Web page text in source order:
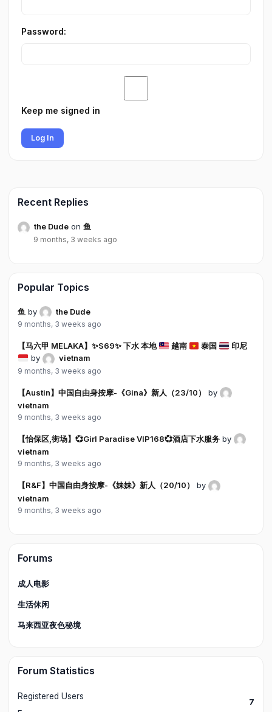
Password:
Keep me signed in
Log In
Recent Replies
the Dude on 鱼
9 months, 3 weeks ago
Popular Topics
鱼 by the Dude
9 months, 3 weeks ago
【马六甲 MELAKA】 ✨S69✨下水 本地 越南 泰国
印尼
by
vietnam
9 months, 3 weeks ago
【Austin】中国自由身按摩-《Gina》新人（23/10）
by
vietnam
9 months, 3 weeks ago
【怡保区,街场】💞Girl Paradise VIP168💞酒店下水服务 by
vietnam
9 months, 3 weeks ago
【R&F】中国自由身按摩-《妹妹》新人（20/10）
by
vietnam
9 months, 3 weeks ago
Forums
成人电影
生活休闲
马来西亚夜色秘境
Forum Statistics
Registered Users
7